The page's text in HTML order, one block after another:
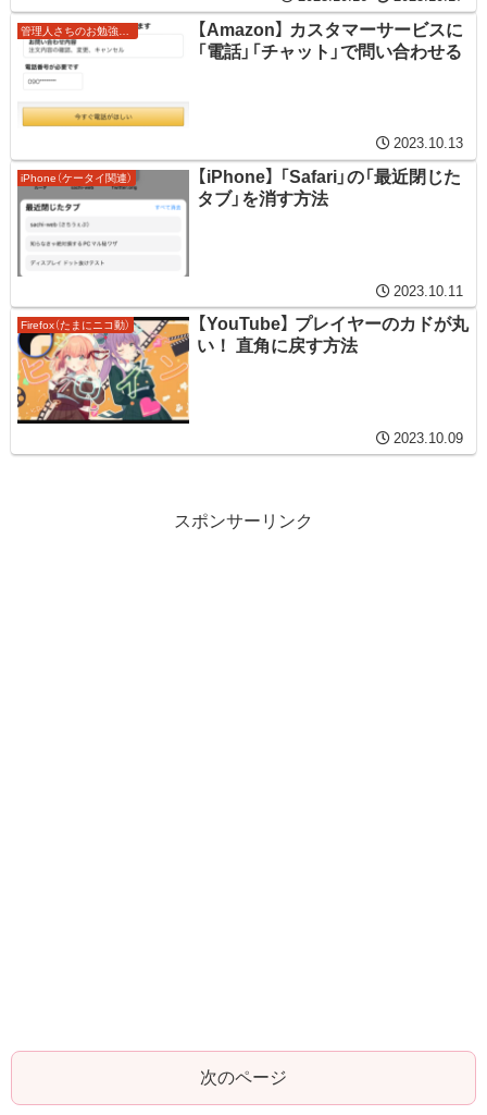
【Amazon】 カスタマーサービスに
「電話」「チャット」で問い合わせる
2023.10.13
iPhone（ケータイ関連）
【iPhone】 「Safari」の「最近閉じた
タブ」を消す方法
2023.10.11
Firefox（たまにニコ動）
【YouTube】 プレイヤーのカドが丸
い！ 直角に戻す方法
2023.10.09
スポンサーリンク
次のページ